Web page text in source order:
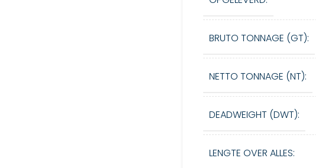
BRUTO TONNAGE (GT):
NETTO TONNAGE (NT):
DEADWEIGHT (DWT):
LENGTE OVER ALLES: